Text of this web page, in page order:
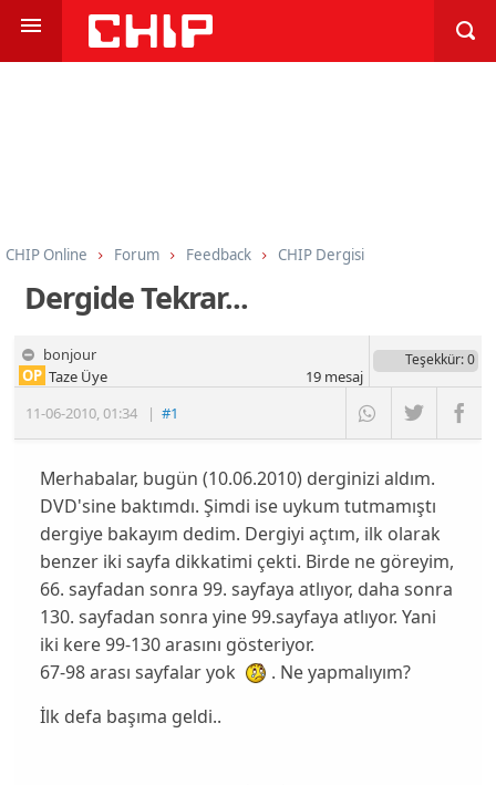
CHIP Online Forum Feedback CHIP Dergisi
Dergide Tekrar...
bonjour
11-06-2010,01:34 |#1
OP Taze Üye
Teşekkür: 0
19mesaj
Merhabalar, bugün (10.06.2010) derginizi aldım.
DVD'sine baktımdı. Şimdi ise uykum tutmamıştı
dergiye bakayım dedim. Dergiyi açtım, ilk olarak
benzer iki sayfa dikkatimi çekti. Birde ne göreyim,
66. sayfadan sonra 99. sayfaya atlıyor, daha sonra
130. sayfadan sonra yine 99.sayfaya atlıyor. Yani
iki kere 99-130 arasını gösteriyor.
67-98 arası sayfalar yok
. Ne yapmalıyım?
İlk defa başıma geldi..